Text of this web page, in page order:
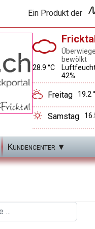
Ein Produkt der
bewölkt
28.9 °C
42%
Freitag 19.2
Samstag
Kundencenter